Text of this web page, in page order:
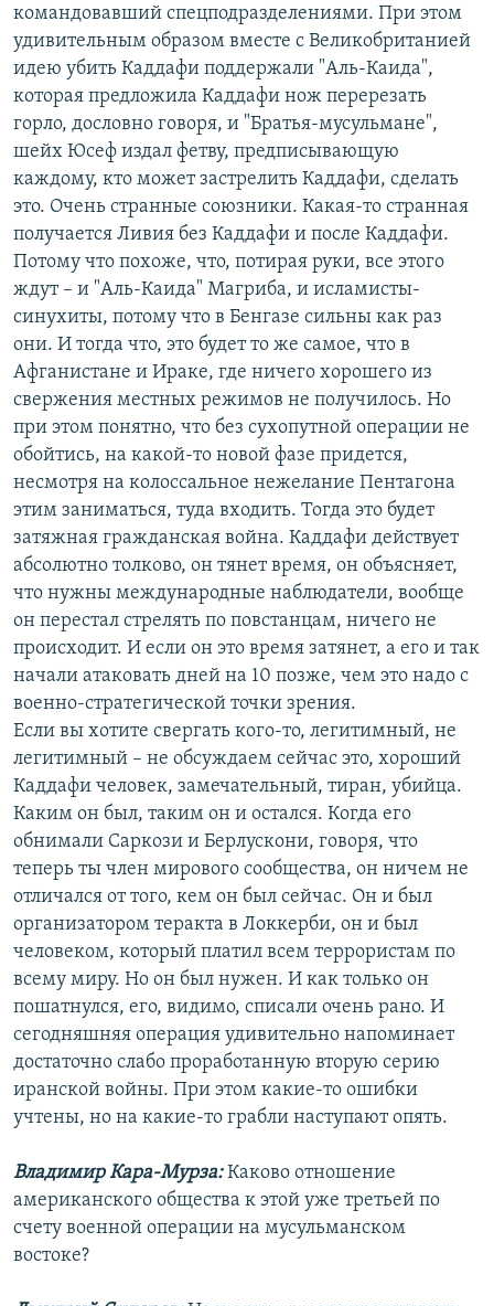
командовавший спецподразделениями. При этом
удивительным образом вместе с Великобританией
идею убить Каддафи поддержали "Аль-Каида",
которая предложила Каддафи нож перерезать
горло, дословно говоря, и "Братья-мусульмане",
шейх Юсеф издал фетву, предписывающую
каждому, кто может застрелить Каддафи, сделать
это. Очень странные союзники. Какая-то странная
получается Ливия без Каддафи и после Каддафи.
Потому что похоже, что, потирая руки, все этого
ждут – и "Аль-Каида" Магриба, и исламисты-
синухиты, потому что в Бенгазе сильны как раз
они. И тогда что, это будет то же самое, что в
Афганистане и Ираке, где ничего хорошего из
свержения местных режимов не получилось. Но
при этом понятно, что без сухопутной операции не
обойтись, на какой-то новой фазе придется,
несмотря на колоссальное нежелание Пентагона
этим заниматься, туда входить. Тогда это будет
затяжная гражданская война. Каддафи действует
абсолютно толково, он тянет время, он объясняет,
что нужны международные наблюдатели, вообще
он перестал стрелять по повстанцам, ничего не
происходит. И если он это время затянет, а его и так
начали атаковать дней на 10 позже, чем это надо с
военно-стратегической точки зрения.
Если вы хотите свергать кого-то, легитимный, не
легитимный – не обсуждаем сейчас это, хороший
Каддафи человек, замечательный, тиран, убийца.
Каким он был, таким он и остался. Когда его
обнимали Саркози и Берлускони, говоря, что
теперь ты член мирового сообщества, он ничем не
отличался от того, кем он был сейчас. Он и был
организатором теракта в Локкерби, он и был
человеком, который платил всем террористам по
всему миру. Но он был нужен. И как только он
пошатнулся, его, видимо, списали очень рано. И
сегодняшняя операция удивительно напоминает
достаточно слабо проработанную вторую серию
иранской войны. При этом какие-то ошибки
учтены, но на какие-то грабли наступают опять.
Владимир Кара-Мурза:Каково отношение
американского общества к этой уже третьей по
счету военной операции на мусульманском
востоке?